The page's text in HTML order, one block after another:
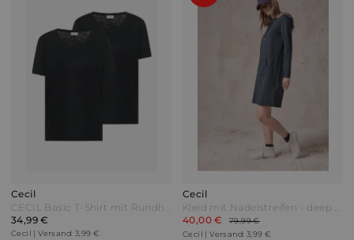
Cecil
CECIL Basic T-Shirt mit Rundhals im 2er-Pack - black/black Bunt
34,99 €
Cecil | Versand: 3,99 €
Cecil
Kleid mit Nadelstreifen - deep petrol
40,00 €
79,99 €
Cecil | Versand: 3,99 €